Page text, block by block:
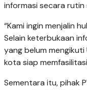
informasi secara rutin
“Kami ingin menjalin
Selain keterbukaan
yang belum
kota siap
Sementara itu, pihak